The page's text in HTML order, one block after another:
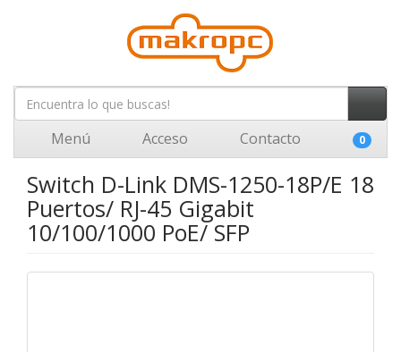
Menú Acceso Contacto 0
Switch D-Link DMS-1250-18P/E 18
Puertos/ RJ-45 Gigabit
10/100/1000 PoE/ SFP